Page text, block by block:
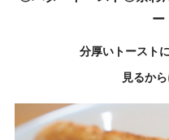
分厚いトースト
見るか